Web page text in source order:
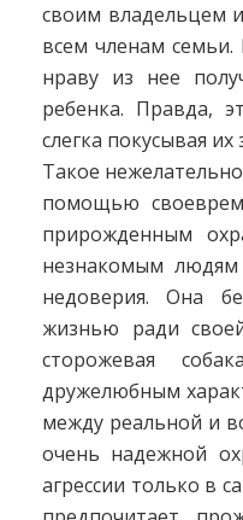
своим владельцем
всем членам
нраву из нее
ребенка. Правда,
слегка покусывая
Такое
помощью
прирожденным
незнакомым людям
недоверия. Она
жизнью ради
сторожевая
дружелюбным
между реальной и
очень надежной
агрессии только в